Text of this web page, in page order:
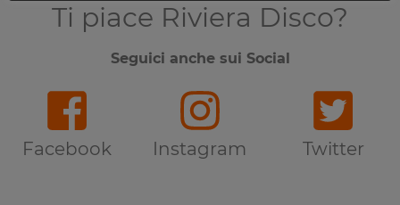
Ti piace Riviera Disco?
Seguici anche sui Social
Facebook Instagram Twitter